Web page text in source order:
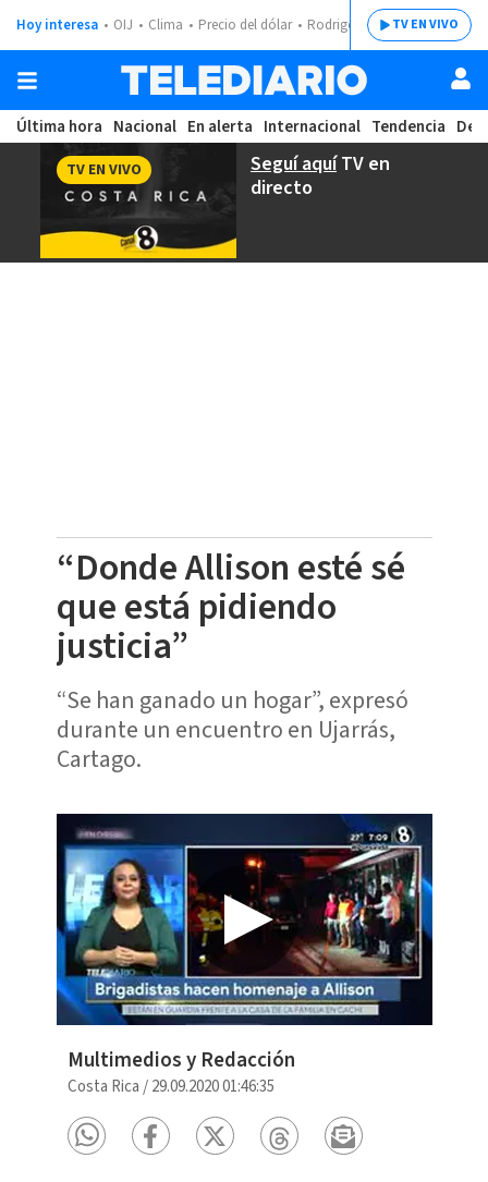
Hoy interesa OIJ Clima Precio del dólar Rodrigo ChavesTV EN VIVO
Última hora Nacional En alerta Internacional Tendencia
Seguí aquíTV en
directo
TV EN VIVO
“Donde Allison esté sé
que está pidiendo
justicia”
“Se han ganado un hogar”, expresó
durante un encuentro en Ujarrás,
Cartago.
Multimedios y Redacción
Costa Rica /29.09.2020 01:46:35